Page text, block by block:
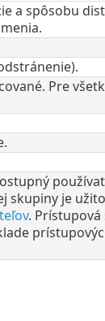
a spôsobu
Pre
skupiny je
. Prístupová